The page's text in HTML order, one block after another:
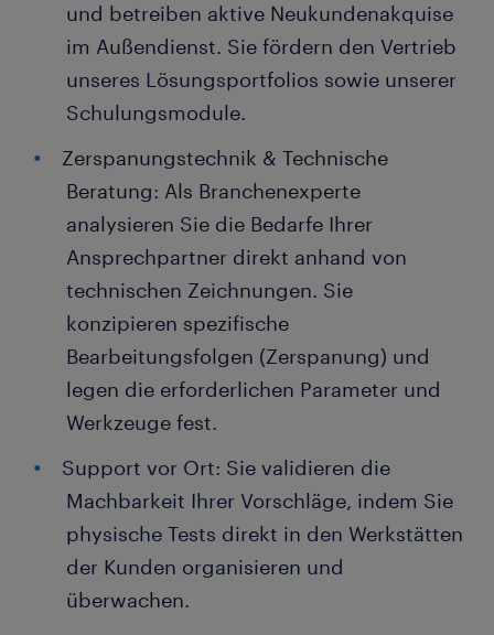
und betreiben aktive Neukundenakquise
im Außendienst. Sie fördern den Vertrieb
unseres Lösungsportfolios sowie unserer
Schulungsmodule.
Zerspanungstechnik & Technische
Beratung: Als Branchenexperte
analysieren Sie die Bedarfe Ihrer
Ansprechpartner direkt anhand von
technischen Zeichnungen. Sie
konzipieren spezifische
Bearbeitungsfolgen (Zerspanung) und
legen die erforderlichen Parameter und
Werkzeuge fest.
Support vor Ort: Sie validieren die
Machbarkeit Ihrer Vorschläge, indem Sie
physische Tests direkt in den Werkstätten
der Kunden organisieren und
überwachen.